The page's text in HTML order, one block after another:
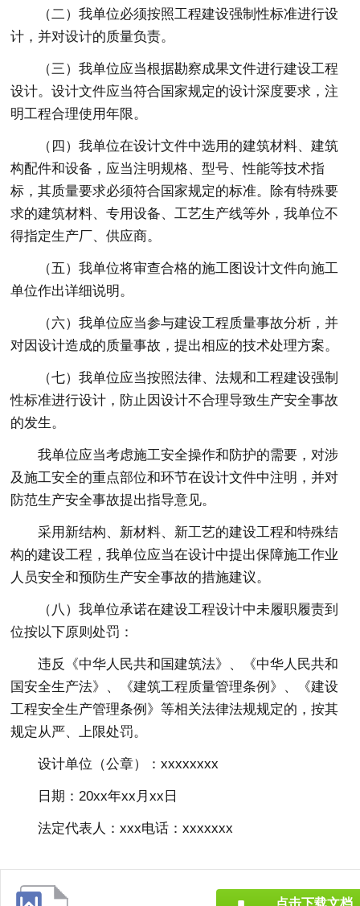
（二）我单位必须按照工程建设强制性标准进行设
计，并对设计的质量负责。
（三）我单位应当根据勘察成果文件进行建设工程
设计。设计文件应当符合国家规定的设计深度要求，注
明工程合理使用年限。
（四）我单位在设计文件中选用的建筑材料、建筑
构配件和设备，应当注明规格、型号、性能等技术指
标，其质量要求必须符合国家规定的标准。除有特殊要
求的建筑材料、专用设备、工艺生产线等外，我单位不
得指定生产厂、供应商。
（五）我单位将审查合格的施工图设计文件向施工
单位作出详细说明。
（六）我单位应当参与建设工程质量事故分析，并
对因设计造成的质量事故，提出相应的技术处理方案。
（七）我单位应当按照法律、法规和工程建设强制
性标准进行设计，防止因设计不合理导致生产安全事故
的发生。
我单位应当考虑施工安全操作和防护的需要，对涉
及施工安全的重点部位和环节在设计文件中注明，并对
防范生产安全事故提出指导意见。
采用新结构、新材料、新工艺的建设工程和特殊结
构的建设工程，我单位应当在设计中提出保障施工作业
人员安全和预防生产安全事故的措施建议。
（八）我单位承诺在建设工程设计中未履职履责到
位按以下原则处罚：
违反《中华人民共和国建筑法》、《中华人民共和
国安全生产法》、《建筑工程质量管理条例》、《建设
工程安全生产管理条例》等相关法律法规规定的，按其
规定从严、上限处罚。
设计单位（公章）：xxxxxxxx
日期：20xx年xx月xx日
法定代表人：xxx电话：xxxxxxx
点击下载文档